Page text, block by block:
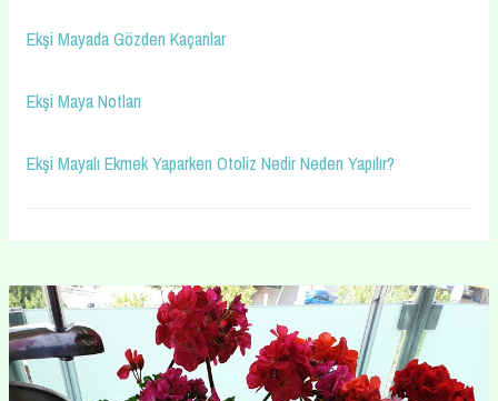
Ekşi Mayada Gözden Kaçanlar
Ekşi Maya Notları
Ekşi Mayalı Ekmek Yaparken Otoliz Nedir Neden Yapılır?